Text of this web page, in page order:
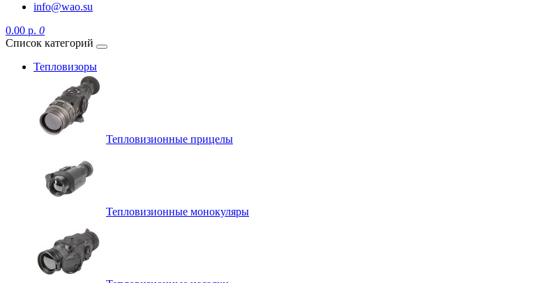
info@wao.su
0.00 р. 0
Список категорий
Тепловизоры
Тепловизионные прицелы
Тепловизионные монокуляры